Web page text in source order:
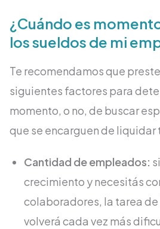
¿Cuándo es
los sueldos de mi
Te recomendamos que
siguientes factores para
momento, o no, de buscar
que se encarguen de liquidar
Cantidad de empleados:
crecimiento y necesitás
colaboradores, la tarea
volverá cada vez más